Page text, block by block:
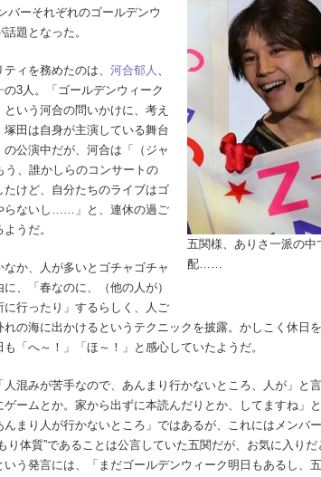
五関様、ありさ一派の中
配……
バーそれぞれのゴールデンウ
題となった。
ィを務めたのは、 河合郁人 、
の3人。「ゴールデンウィーク
いう河合の問いかけに、考え
田は自身が主演している舞台
の公演中だが、河合は「（ジャ
う、誰かしらのコンサートの
たけど、自分たちのライブはゴ
らないし……」と、連休の過ご
うだ。
か、人が多いとゴチャゴチャ
、「春なのに、（他の人が）
に行ったり」するらしく、人ご
れの海に出かけるというテクニックを披露。かしこく休日
「へ～！」「ほ～！」と感心していたようだ。
混みが苦手なので、あんまり行かないところ、人が」と
ゲームとか。家から出ずに本読んだりとか、してますね」
んまり人が行かないところ」ではあるが、これにはメンバ
り体質”であることは公言していた五関だが、お気に入りだ
いう発言には、「まだゴールデンウィーク明日もあるし、